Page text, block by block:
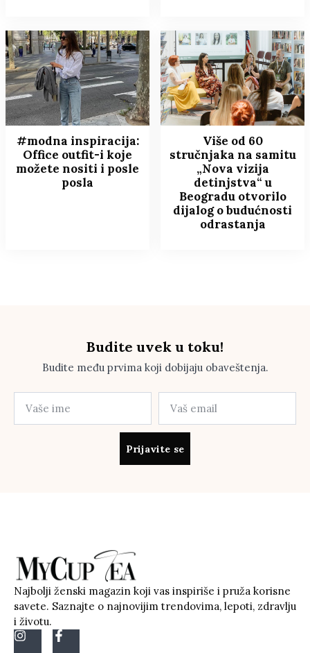
#modna inspiracija:
Office outfit-i koje
možete nositi i posle
posla
Više od 60
stručnjaka na samitu
„Nova vizija
detinjstva“ u
Beogradu otvorilo
dijalog o budućnosti
odrastanja
Budite uvek u toku!
Budite među prvima koji dobijaju obaveštenja.
Prijavite se
Najbolji ženski magazin koji vas inspiriše i pruža korisne
savete. Saznajte o najnovijim trendovima, lepoti, zdravlju
i životu.